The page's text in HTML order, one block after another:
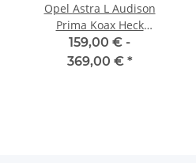
Opel Astra L Audison
Prima Koax Heck
Lautsprecherset
159,00 € -
369,00 € *